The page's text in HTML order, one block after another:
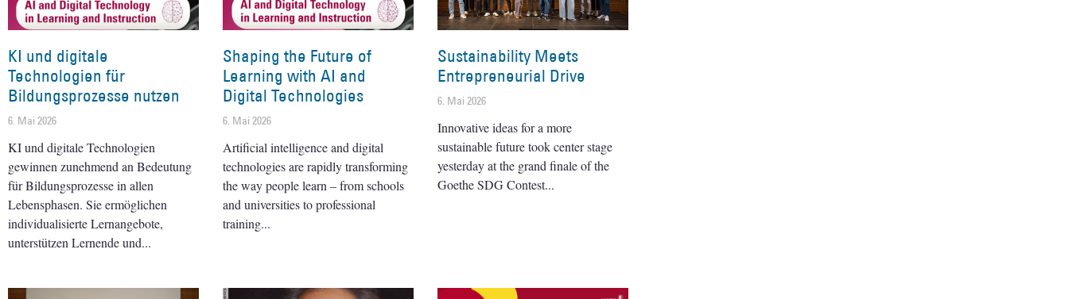
KI und digitale
Technologien für
Bildungsprozesse nutzen
6. Mai 2026
KI und digitale Technologien
gewinnen zunehmend an Bedeutung
für Bildungsprozesse in allen
Lebensphasen. Sie ermöglichen
individualisierte Lernangebote,
unterstützen Lernende und
Shaping the Future of
Learning with AI and
Digital Technologies
6. Mai 2026
Artificial intelligence and digital
technologies are rapidly transforming
the way people learn – from schools
and universities to professional
training
Sustainability Meets
Entrepreneurial Drive
6. Mai 2026
Innovative ideas for a more
sustainable future took center stage
yesterday at the grand finale of the
Goethe SDG Contest